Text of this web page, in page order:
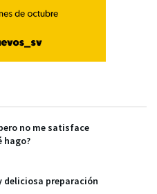
no me satisface
hago?
deliciosa preparación